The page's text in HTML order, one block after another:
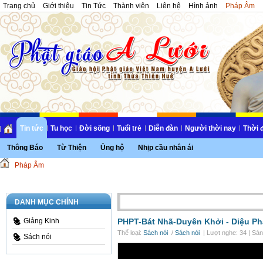
Trang chủ Giới thiệu Tin Tức Thành viên Liên hệ Hình ảnh Pháp Âm
Tin tức
Thông Báo Từ Thiện Ủng hộ Nhịp cầu nhân ái
Tu học Đời sống Tuổi trẻ Diễn đàn Người thời nay Thời
Pháp Âm
DANH MỤC CHÍNH
Giảng Kinh
Sách nói
PHPT-Bát Nhã-Duyên Khởi - Diệu
Thể loại: Sách nói / Sách nói | Lượt nghe: 34 |